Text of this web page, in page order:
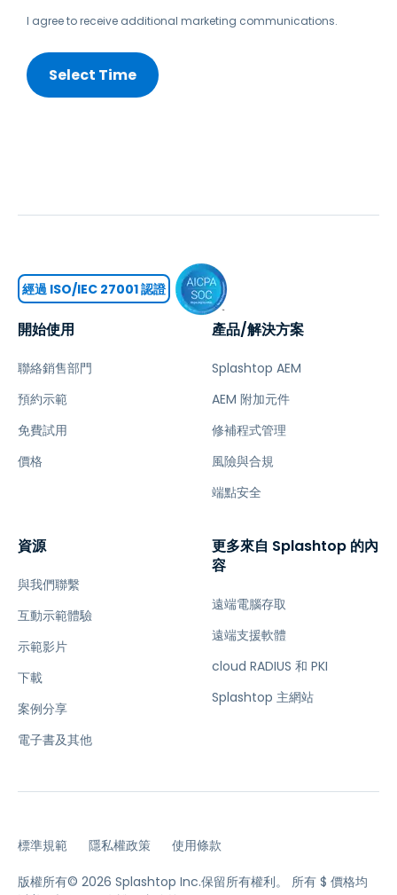
I agree to receive additional marketing communications.
開始使用
聯絡銷售部門
預約示範
免費試用
價格
產品/解決方案
Splashtop AEM
AEM 附加元件
修補程式管理
風險與合規
端點安全
資源
與我們聯繫
互動示範體驗
示範影片
下載
案例分享
電子書及其他
更多來自 Splashtop 的內
容
遠端電腦存取
遠端支援軟體
cloud RADIUS 和 PKI
Splashtop 主網站
經過 ISO/IEC 27001 認證
標準規範 隱私權政策 使用條款
版權所有© 2026 Splashtop Inc.保留所有權利。
所有 $ 價格均